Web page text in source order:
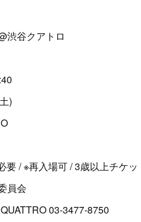
渋谷クアトロ
)
要 / ※再入場可 / 3歳以上チケ
員会
03-3477-8750